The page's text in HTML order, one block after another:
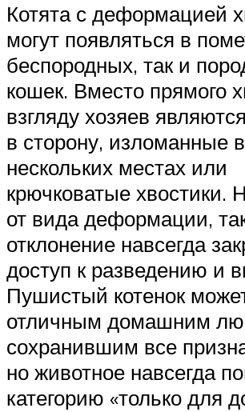
Котята с деформацией
могут появляться в
беспородных, так и
кошек. Вместо прямого
взгляду хозяев
в сторону, изломанные в
нескольких местах или
крючковатые хвостики.
от вида деформации,
отклонение навсегда
доступ к разведению и
Пушистый котенок
отличным домашним
сохранившим все
но животное навсегда
категорию «только для